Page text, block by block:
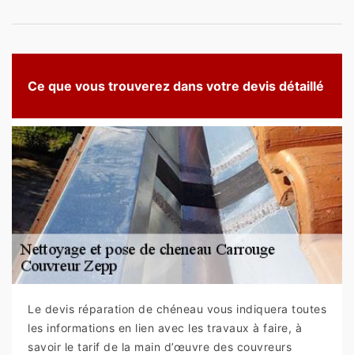
Ce que vous trouverez dans votre devis détaillé
Le devis réparation de chéneau vous indiquera toutes
les informations en lien avec les travaux à faire, à
savoir le tarif de la main d’œuvre des couvreurs